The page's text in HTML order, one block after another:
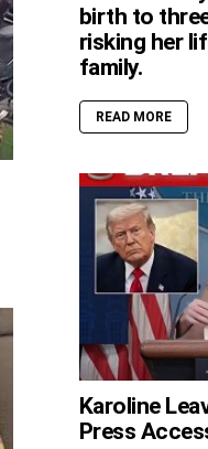
birth to
risking her
family.
READ MORE
Karoline
Press